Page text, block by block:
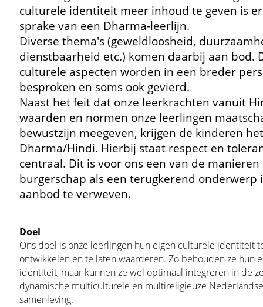
culturele identiteit meer inhoud te geven is
sprake van een Dharma-leerlijn.
Diverse thema's (geweldloosheid,
dienstbaarheid etc.) komen daarbij aan bod.
culturele aspecten worden in een breder
besproken en soms ook gevierd.
Naast het feit dat onze leerkrachten vanuit
waarden en normen onze leerlingen
bewustzijn meegeven, krijgen de kinderen
Dharma/Hindi. Hierbij staat respect en
centraal. Dit is voor ons een van de manieren
burgerschap als een terugkerend onderwerp
aanbod te verweven.
Doel
Ons doel is onze leerlingen hun eigen culturele identiteit
ontwikkelen en te laten waarderen. Zo behouden ze hun
identiteit, maar kunnen ze wel optimaal integreren in de
dynamische multiculturele en multireligieuze Nederlandse
samenleving.